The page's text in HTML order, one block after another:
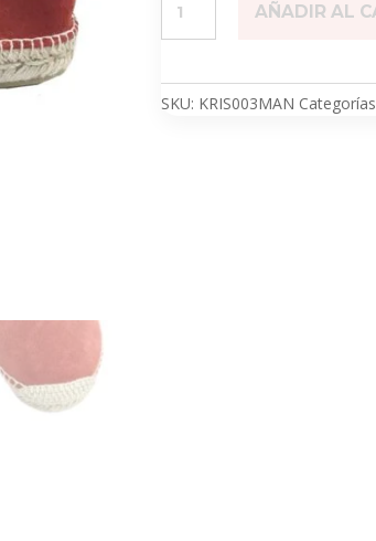
Man
AÑADIR AL
SKU: KRIS003MAN